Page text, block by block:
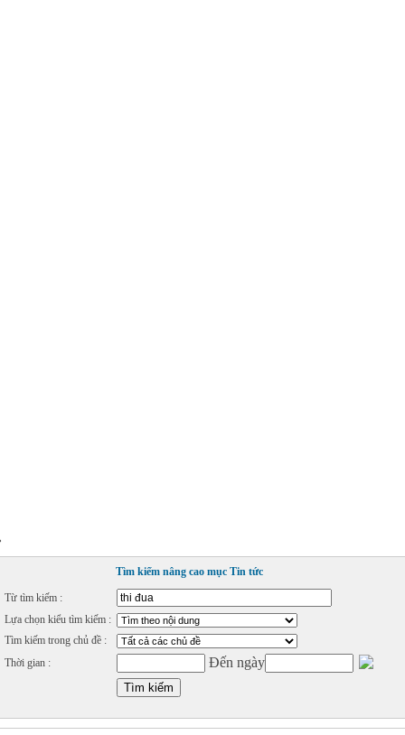
Tìm kiếm nâng cao mục Tin tức
Từ tìm kiếm :
Lựa chọn kiểu tìm kiếm :
Tìm kiếm trong chủ đề :
Thời gian :
Đến ngày